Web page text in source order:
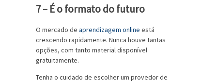
7 – É o formato do futuro
O mercado de aprendizagem online está
crescendo rapidamente. Nunca houve tantas
opções, com tanto material disponível
gratuitamente.
Tenha o cuidado de escolher um provedor de